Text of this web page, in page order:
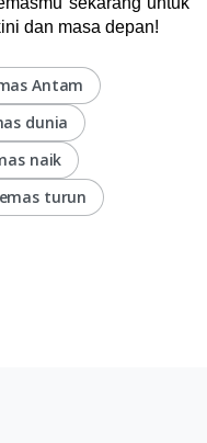
dan masa depan!
Antam
dunia
naik
turun